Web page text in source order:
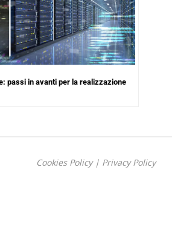
passi in avanti per la realizzazione
Cookies Policy| Privacy Policy